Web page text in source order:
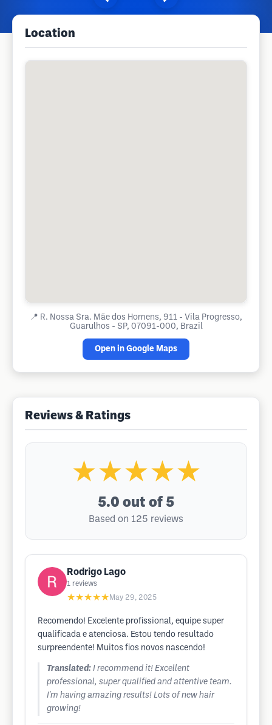
Location
📍 R. Nossa Sra. Mãe dos Homens, 911 - Vila Progresso,
Guarulhos - SP, 07091-000, Brazil
Open in Google Maps
Reviews & Ratings
★★★★★
5.0 out of 5
Based on 125 reviews
Rodrigo Lago
1 reviews
★★★★★ May 29, 2025
Recomendo! Excelente profissional, equipe super
qualificada e atenciosa. Estou tendo resultado
surpreendente! Muitos fios novos nascendo!
Translated: I recommend it! Excellent
professional, super qualified and attentive team.
I'm having amazing results! Lots of new hair
growing!